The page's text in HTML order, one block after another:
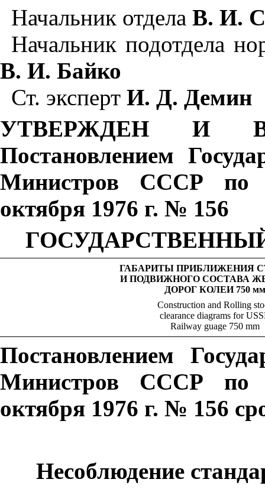
Начальник отдела В. И.
Начальник подотдела
В. И. Байко
Ст. экспертИ. Д. Демин
УТВЕРЖДЕН И
Постановлением
Министров СССР по
октября 1976 г. № 156
ГАБАРИТЫ ПРИБЛИЖЕНИЯ
И ПОДВИЖНОГО СОСТАВА
ДОРОГ КОЛЕИ 750 мм
Construction and Rolling
clearance diagrams for
Railway guage 750 mm
Постановлением
Министров СССР по
октября 1976 г. № 156
Несоблюдение